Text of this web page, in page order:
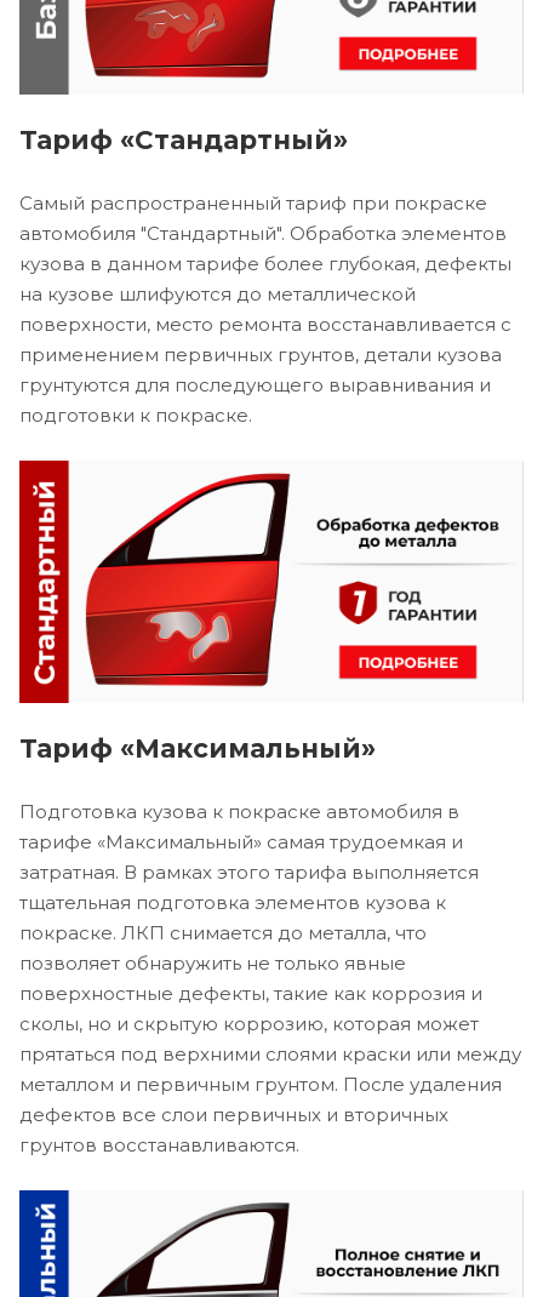
Тариф «Стандартный»
Самый распространенный тариф при покраске
автомобиля "Стандартный". Обработка элементов
кузова в данном тарифе более глубокая, дефекты
на кузове шлифуются до металлической
поверхности, место ремонта восстанавливается с
применением первичных грунтов, детали кузова
грунтуются для последующего выравнивания и
подготовки к покраске.
Тариф «Максимальный»
Подготовка кузова к покраске автомобиля в
тарифе «Максимальный» самая трудоемкая и
затратная. В рамках этого тарифа выполняется
тщательная подготовка элементов кузова к
покраске. ЛКП снимается до металла, что
позволяет обнаружить не только явные
поверхностные дефекты, такие как коррозия и
сколы, но и скрытую коррозию, которая может
прятаться под верхними слоями краски или между
металлом и первичным грунтом. После удаления
дефектов все слои первичных и вторичных
грунтов восстанавливаются.